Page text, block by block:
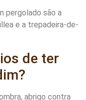
pergolado são a
e a trepadeira-de-
de ter
abrigo contra